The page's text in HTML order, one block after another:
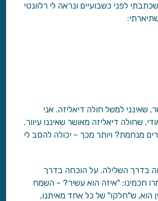
לפני כשבועיים ונראה לי רלוונטי
שאינני למשל חולה דיאליזה. אני
שחולה דיאליזה מאושר שאיננו עיוור.
מנחמת? ויותר מכך – יכולה להסב לי
בדרך השלילה. על הוכחה בדרך
חכמינו: "איזה הוא עשיר? – השמח
הוא, ש"חלקו" של כל אחד מאיתנו,